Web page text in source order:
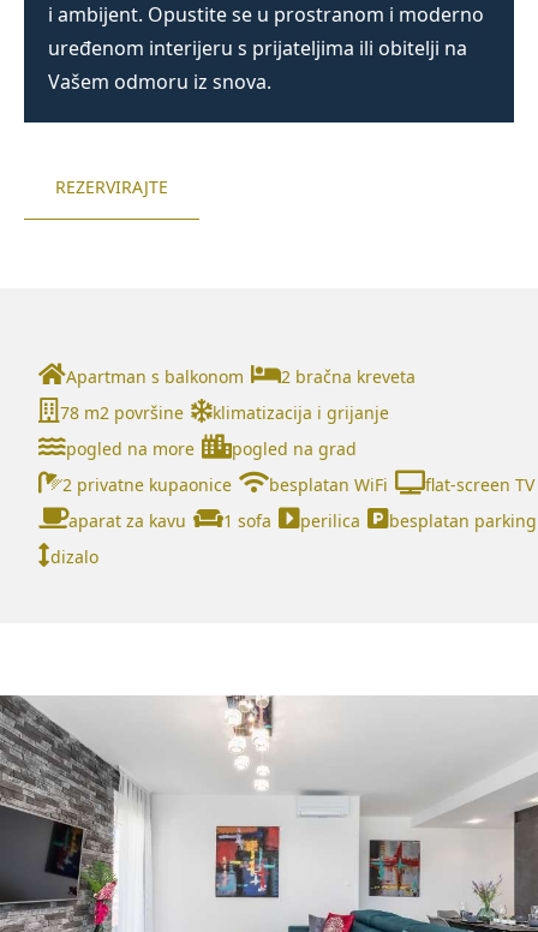
i ambijent. Opustite se u prostranom i moderno
uređenom interijeru s prijateljima ili obitelji na
Vašem odmoru iz snova.
REZERVIRAJTE
Apartman s balkonom
2 bračna kreveta
78 m2 površine
klimatizacija i grijanje
pogled na more
pogled na grad
2 privatne kupaonice
besplatan WiFi
flat-screen TV
aparat za kavu
1 sofa perilica
besplatan parking
dizalo